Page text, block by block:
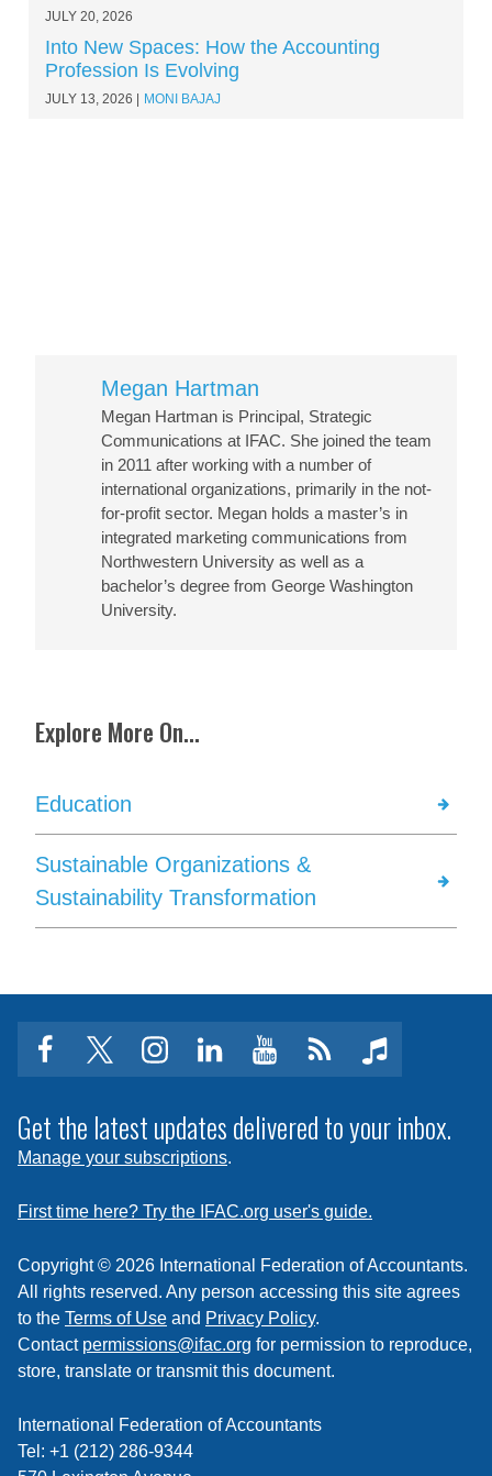
JULY 20, 2026
Into New Spaces: How the Accounting
Profession Is Evolving
JULY 13, 2026 MONI BAJAJ
Megan Hartman
Megan Hartman is Principal, Strategic
Communications at IFAC. She joined the team
in 2011 after working with a number of
international organizations, primarily in the not-
for-profit sector. Megan holds a master’s in
integrated marketing communications from
Northwestern University as well as a
bachelor’s degree from George Washington
University.
Explore More On...
Education
Sustainable Organizations &
Sustainability Transformation
facebooktwitterinstagram
linkedinyoutubeClick
subscribe
to
feed
music
Get the latest updates delivered to your inbox.
Manage your subscriptions.
First time here? Try the IFAC.org user's guide.
Copyright © 2026 International Federation of Accountants.
All rights reserved. Any person accessing this site agrees
to the Terms of Use and Privacy Policy.
Contact permissions@ifac.org for permission to reproduce,
store, translate or transmit this document.
International Federation of Accountants
Tel: +1 (212) 286-9344